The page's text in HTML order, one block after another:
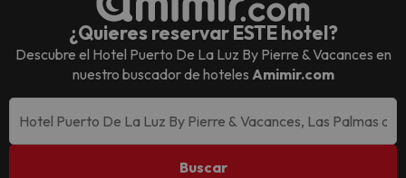
¿Quieres reservar ESTE hotel?
Descubre el Hotel Puerto De La Luz By Pierre & Vacances en
nuestro buscador de hoteles Amimir.com
Buscar